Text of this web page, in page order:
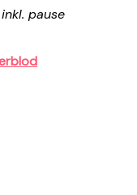
pause